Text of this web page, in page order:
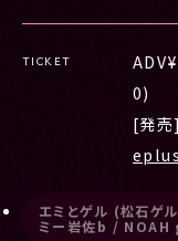
TICKET
0)
[発売]
eplus
エミとゲル (松石
ミー岩佐b / NOAH